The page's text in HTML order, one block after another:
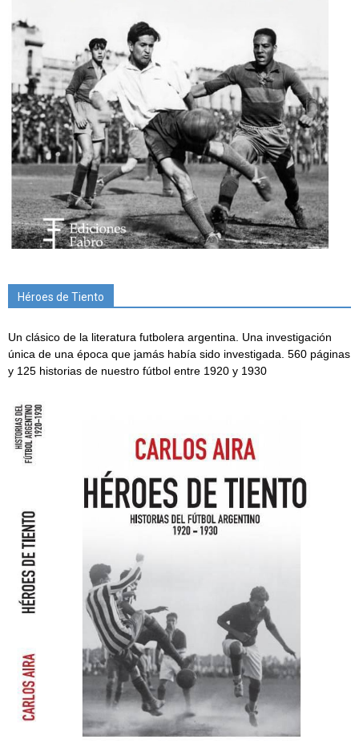
Héroes de Tiento
Un clásico de la literatura futbolera argentina. Una investigación
única de una época que jamás había sido investigada. 560 páginas
y 125 historias de nuestro fútbol entre 1920 y 1930